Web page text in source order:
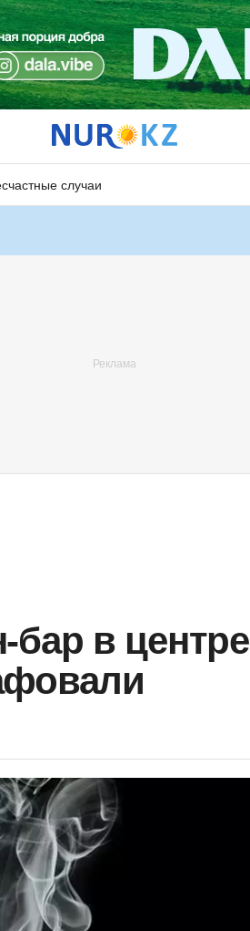
случаи
в центре